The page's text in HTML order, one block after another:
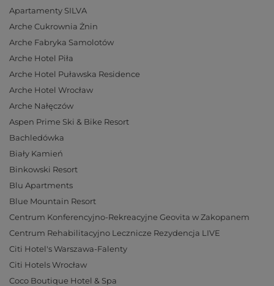
Apartamenty SILVA
Arche Cukrownia Żnin
Arche Fabryka Samolotów
Arche Hotel Piła
Arche Hotel Puławska Residence
Arche Hotel Wrocław
Arche Nałęczów
Aspen Prime Ski & Bike Resort
Bachledówka
Biały Kamień
Binkowski Resort
Blu Apartments
Blue Mountain Resort
Centrum Konferencyjno-Rekreacyjne Geovita w Zakopanem
Centrum Rehabilitacyjno Lecznicze Rezydencja LIVE
Citi Hotel's Warszawa-Falenty
Citi Hotels Wrocław
Coco Boutique Hotel & Spa